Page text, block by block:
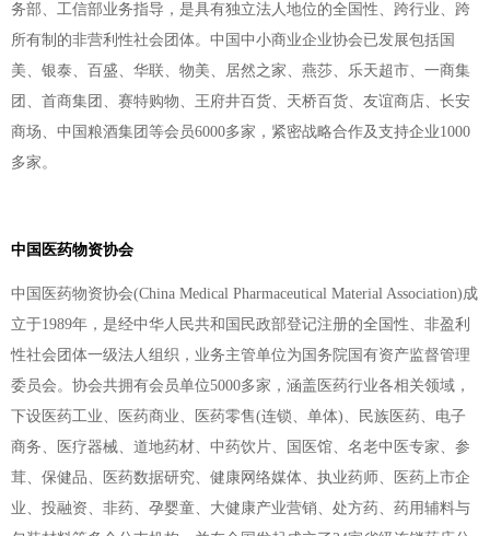
务部、工信部业务指导，是具有独立法人地位的全国性、跨行业、跨
所有制的非营利性社会团体。中国中小商业企业协会已发展包括国
美、银泰、百盛、华联、物美、居然之家、燕莎、乐天超市、一商集
团、首商集团、赛特购物、王府井百货、天桥百货、友谊商店、长安
商场、中国粮酒集团等会员6000多家，紧密战略合作及支持企业1000
多家。
中国医药物资协会
中国医药物资协会(China Medical Pharmaceutical Material Association)成
立于1989年，是经中华人民共和国民政部登记注册的全国性、非盈利
性社会团体一级法人组织，业务主管单位为国务院国有资产监督管理
委员会。 协会共拥有会员单位5000多家，涵盖医药行业各相关领域，
下设医药工业、医药商业、医药零售(连锁、单体)、民族医药、电子
商务、医疗器械、道地药材、中药饮片、国医馆、名老中医专家、参
茸、保健品、医药数据研究、健康网络媒体、执业药师、医药上市企
业、投融资、非药、孕婴童、大健康产业营销、处方药、药用辅料与